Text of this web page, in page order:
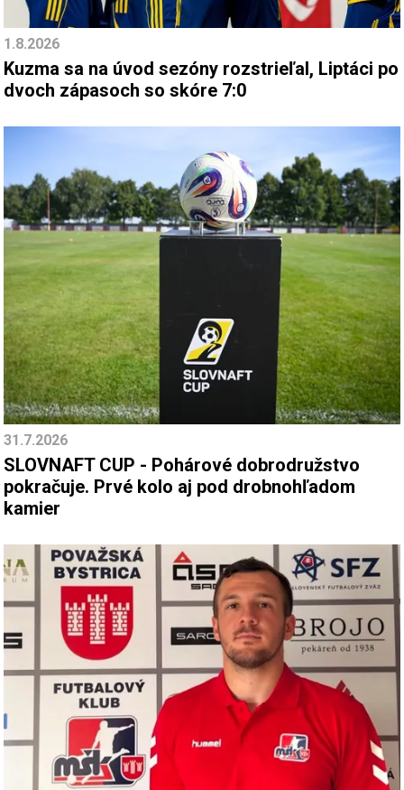
1.8.2026
Kuzma sa na úvod sezóny rozstrieľal, Liptáci po
dvoch zápasoch so skóre 7:0
31.7.2026
SLOVNAFT CUP - Pohárové dobrodružstvo
pokračuje. Prvé kolo aj pod drobnohľadom
kamier